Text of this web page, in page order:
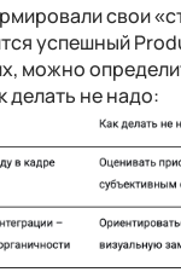
свои
успешный
можно
делать не надо: